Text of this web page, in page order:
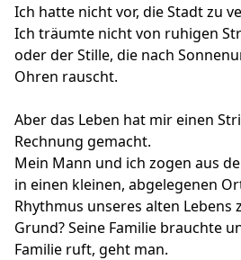
Ich hatte nicht vor, die Stadt zu
Ich träumte nicht von ruhigen
oder der Stille, die nach
Ohren rauscht.
Aber das Leben hat mir einen
Rechnung gemacht.
Mein Mann und ich zogen aus
in einen kleinen, abgelegenen
Rhythmus unseres alten Lebens
Grund? Seine Familie brauchte
Familie ruft, geht man.